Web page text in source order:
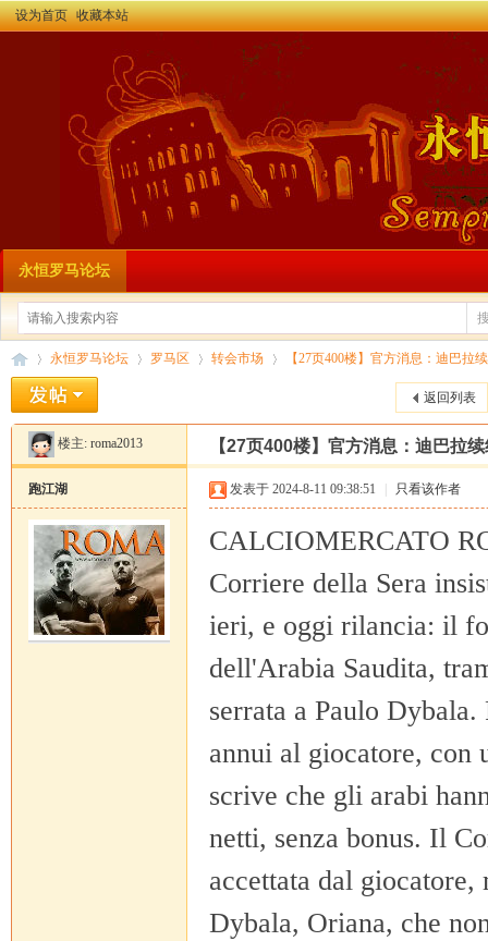
设为首页 收藏本站
永恒罗马论坛
»
永恒罗马论坛
›
罗马区 转会市场
›
【27页400楼】官方消息：迪巴拉
返回列表
楼主: roma2013 【27页400楼】官方消息：迪巴拉
跑江湖 发表于 2024-8-11 09:38:51 只看该作者
CALCIOMERCATO
Corriere della Sera
ieri, e oggi rilancia: il
dell'Arabia Saudita,
serrata a Paulo
annui al giocatore,
scrive che gli arabi
netti, senza bonus. Il
accettata dal
Dybala, Oriana, che